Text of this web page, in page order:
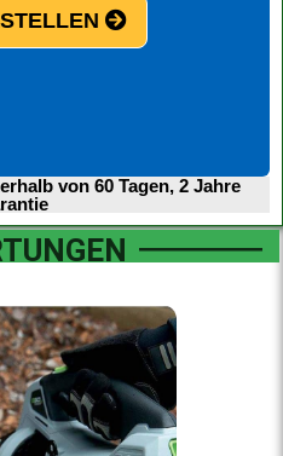
von 60 Tagen, 2 Jahre